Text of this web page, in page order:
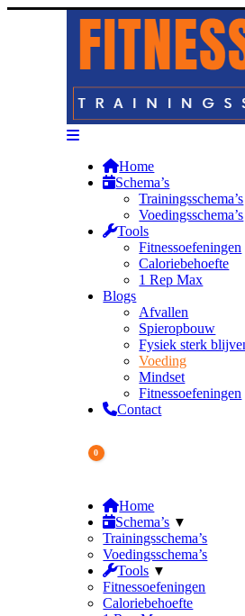
Home
Schema’s
Trainingsschema’s
Voedingsschema’s
Tools
Fitnessoefeningen
Caloriebehoefte
1 Rep Max
Blogs
Afvallen
Spieropbouw
Fysiek sterk
Voeding
Mindset
Fitnessoefeningen
Contact
Winkelwagen
0
€
Home
Schema’s
Trainingsschema’s
Voedingsschema’s
Tools
Fitnessoefeningen
Caloriebehoefte